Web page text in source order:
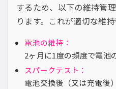
するため、以下の維持管
ります。これが適切な維持
電池の維持：
2ヶ月に1度の頻度で電池
スパークテスト：
電池交換後（又は充電後